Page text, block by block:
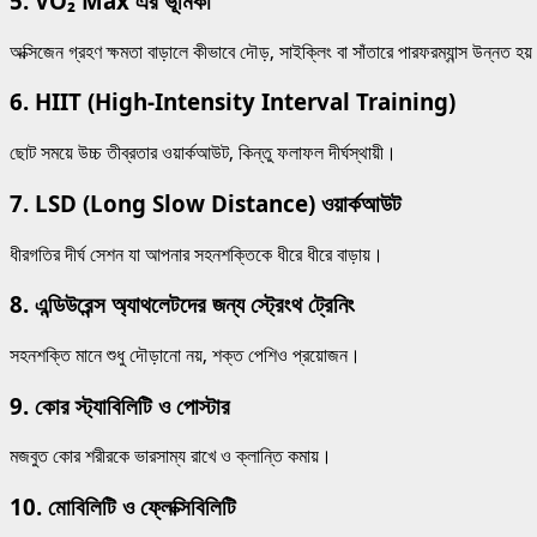
অক্সিজেন গ্রহণ ক্ষমতা বাড়ালে কীভাবে দৌড়, সাইক্লিং বা সাঁতারে পারফরম্যান্স উন্নত
6. HIIT (High-Intensity Interval Training)
ছোট সময়ে উচ্চ তীব্রতার ওয়ার্কআউট, কিন্তু ফলাফল দীর্ঘস্থায়ী।
7. LSD (Long Slow Distance) ওয়ার্কআউট
ধীরগতির দীর্ঘ সেশন যা আপনার সহনশক্তিকে ধীরে ধীরে বাড়ায়।
8. এন্ডিউরেন্স অ্যাথলেটদের জন্য স্ট্রেংথ ট্রেনিং
সহনশক্তি মানে শুধু দৌড়ানো নয়, শক্ত পেশিও প্রয়োজন।
9. কোর স্ট্যাবিলিটি ও পোস্টার
মজবুত কোর শরীরকে ভারসাম্য রাখে ও ক্লান্তি কমায়।
10. মোবিলিটি ও ফ্লেক্সিবিলিটি